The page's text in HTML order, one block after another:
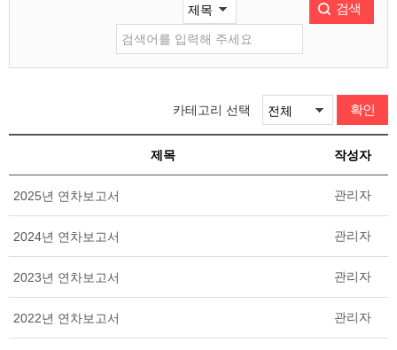
검색
카테고리 선택 확인
제목 작성자
2025년 연차보고서 관리자
2024년 연차보고서 관리자
2023년 연차보고서 관리자
2022년 연차보고서 관리자